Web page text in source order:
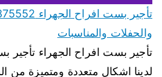
والحفلات والمناسبات
تأجير بست افراح الجهراء تأجير
لدينا اشكال متعددة ومتميزة من